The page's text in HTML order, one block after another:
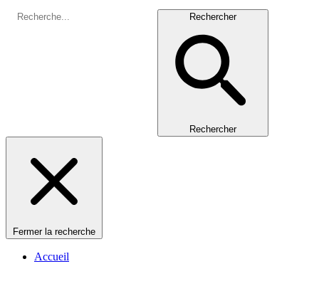
Rechercher
Rechercher
Fermer la recherche
Accueil